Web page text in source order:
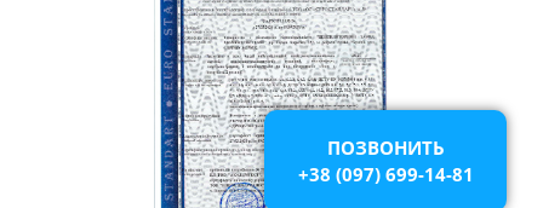
ПОЗВОНИТЬ
+38 (097) 699-14-81